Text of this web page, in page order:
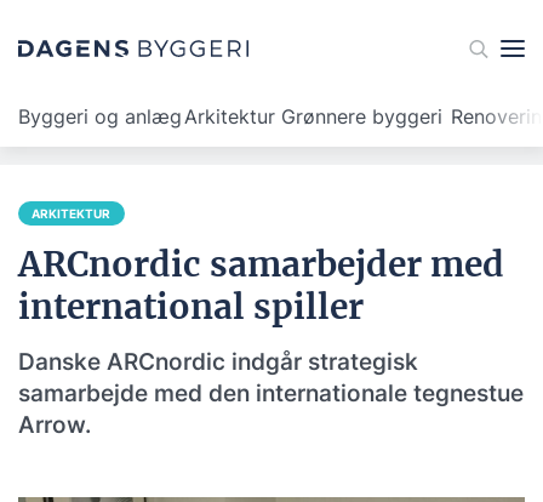
Byggeri og anlægArkitektur Grønnere byggeri
ARKITEKTUR
ARCnordic samarbejder med
international spiller
Danske ARCnordic indgår strategisk
samarbejde med den internationale tegnestue
Arrow.